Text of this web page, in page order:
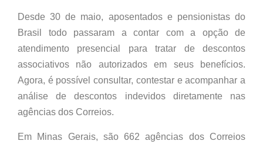
Desde 30 de maio, aposentados e pensionistas do
Brasil todo passaram a contar com a opção de
atendimento presencial para tratar de descontos
associativos não autorizados em seus benefícios.
Agora, é possível consultar, contestar e acompanhar a
análise de descontos indevidos diretamente nas
agências dos Correios.
Em Minas Gerais, são 662 agências dos Correios